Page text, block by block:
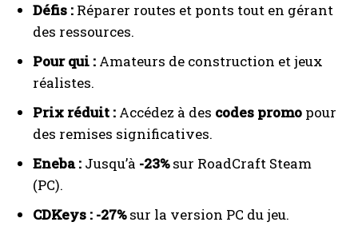
Défis : Réparer routes et ponts tout en gérant
des ressources.
Pour qui : Amateurs de construction et jeux
réalistes.
Prix réduit : Accédez à des codes promo pour
des remises significatives.
Eneba : Jusqu’à -23%sur RoadCraft Steam
(PC).
CDKeys : -27%sur la version PC du jeu.